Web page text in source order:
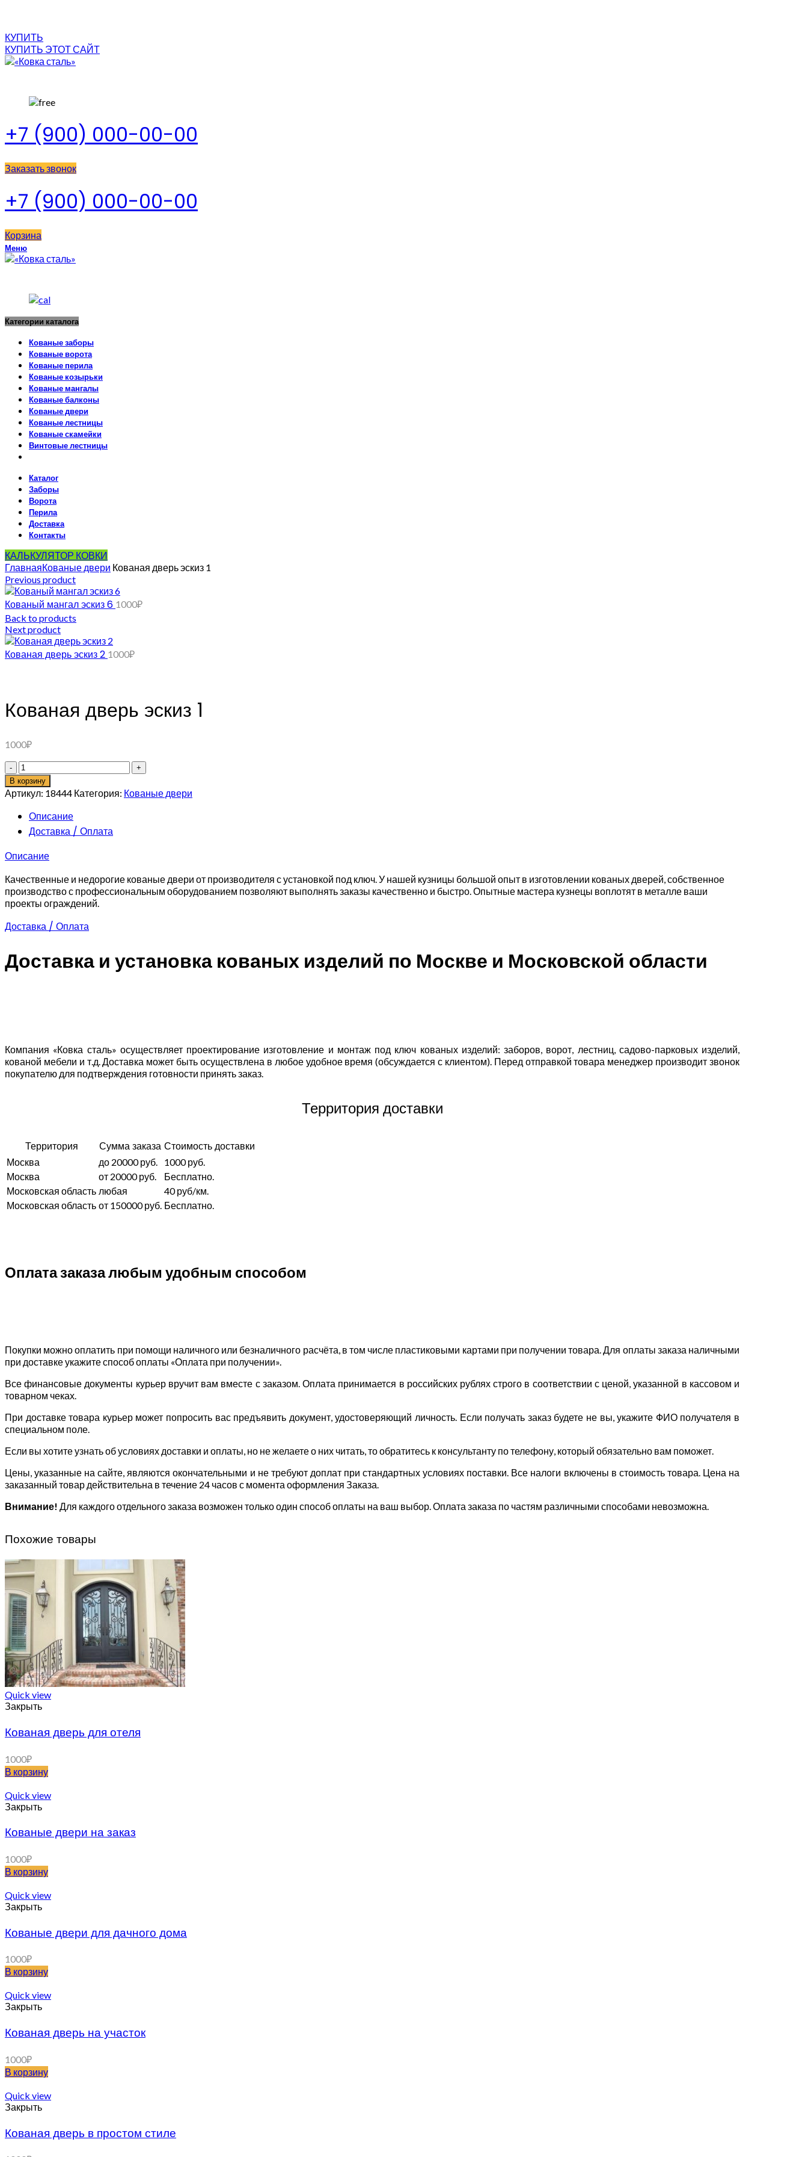
КУПИТЬ
КУПИТЬ ЭТОТ САЙТ
+7 (900) 000-00-00
Заказать звонок
+7 (900) 000-00-00
Корзина
Меню
Категории каталога
Кованые заборы
Кованые ворота
Кованые перила
Кованые козырьки
Кованые мангалы
Кованые балконы
Кованые двери
Кованые лестницы
Кованые скамейки
Винтовые лестницы
Каталог
Заборы
Ворота
Перила
Доставка
Контакты
КАЛЬКУЛЯТОР КОВКИ
ГлавнаяКованые двери Кованая дверь эскиз 1
Previous product
Кованый мангал эскиз 6 1000₽
Back to products
Next product
Кованая дверь эскиз 2 1000₽
Кованая дверь эскиз 1
1000₽
Количество
товара
Кованая
дверь
эскиз
В корзину
Артикул: 18444 Категория: Кованые двери
Описание
Доставка / Оплата
Описание
Качественные и недорогие кованые двери от производителя с установкой под ключ. У нашей кузницы большой опыт в изготовлении кованых дверей, собственное
производство с профессиональным оборудованием позволяют выполнять заказы качественно и быстро. Опытные мастера кузнецы воплотят в металле ваши
проекты ограждений.
Доставка / Оплата
Доставка и установка кованых изделий по Москве и Московской области
Компания «Ковка сталь» осуществляет проектирование изготовление и монтаж под ключ кованых изделий: заборов, ворот, лестниц, садово-парковых изделий,
кованой мебели и т.д. Доставка может быть осуществлена в любое удобное время (обсуждается с клиентом). Перед отправкой товара менеджер производит звонок
покупателю для подтверждения готовности принять заказ.
Территория доставки
Территория Сумма заказа Стоимость доставки
Москва до 20000 руб.
1000 руб.
Москва
от 20000 руб.
Бесплатно.
Московская область любая
40 руб/км.
Московская область от 150000 руб. Бесплатно.
Оплата заказа любым удобным способом
Покупки можно оплатить при помощи наличного или безналичного расчёта, в том числе пластиковыми картами при получении товара. Для оплаты заказа наличными
при доставке укажите способ оплаты «Оплата при получении».
Все финансовые документы курьер вручит вам вместе с заказом. Оплата принимается в российских рублях строго в соответствии с ценой, указанной в кассовом и
товарном чеках.
При доставке товара курьер может попросить вас предъявить документ, удостоверяющий личность. Если получать заказ будете не вы, укажите ФИО получателя в
специальном поле.
Если вы хотите узнать об условиях доставки и оплаты, но не желаете о них читать, то обратитесь к консультанту по телефону, который обязательно вам поможет.
Цены, указанные на сайте, являются окончательными и не требуют доплат при стандартных условиях поставки. Все налоги включены в стоимость товара. Цена на
заказанный товар действительна в течение 24 часов с момента оформления Заказа.
Внимание! Для каждого отдельного заказа возможен только один способ оплаты на ваш выбор. Оплата заказа по частям различными способами невозможна.
Похожие товары
Quick view
Закрыть
Кованая дверь для отеля
1000₽
В корзину
Quick view
Закрыть
Кованые двери на заказ
1000₽
В корзину
Quick view
Закрыть
Кованые двери для дачного дома
1000₽
В корзину
Quick view
Закрыть
Кованая дверь на участок
1000₽
В корзину
Quick view
Закрыть
Кованая дверь в простом стиле